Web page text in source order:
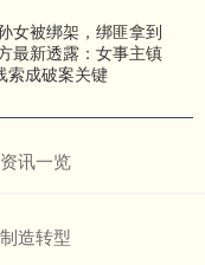
女被绑架，绑匪拿到
最新透露：女事主镇
索成破案关键
讯一览
造转型